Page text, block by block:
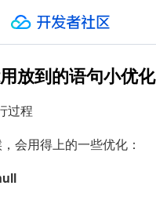
放到的语句小优化
过程
会用得上的一些优化：